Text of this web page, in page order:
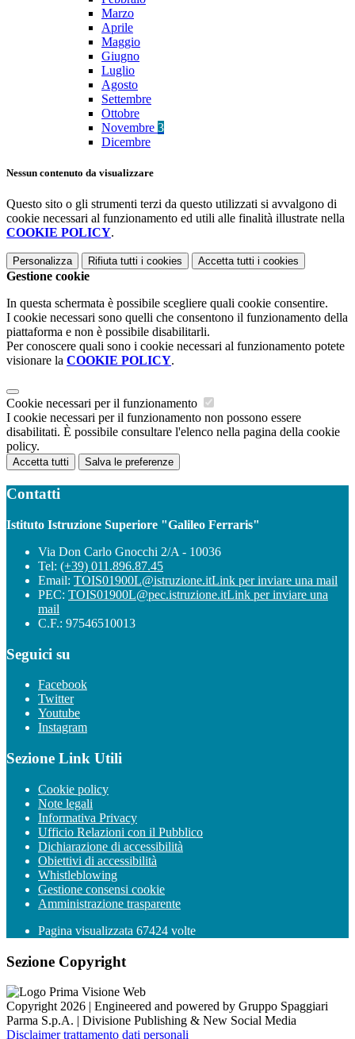
Marzo
Aprile
Maggio
Giugno
Luglio
Agosto
Settembre
Ottobre
Novembre 3
Dicembre
Nessun contenuto da visualizzare
Questo sito o gli strumenti terzi da questo utilizzati si avvalgono di
cookie necessari al funzionamento ed utili alle finalità illustrate nella
COOKIE POLICY.
Personalizza Rifiuta tutti i cookies Accetta tutti i cookies
Gestione cookie
In questa schermata è possibile scegliere quali cookie consentire.
I cookie necessari sono quelli che consentono il funzionamento della
piattaforma e non è possibile disabilitarli.
Per conoscere quali sono i cookie necessari al funzionamento potete
visionare la COOKIE POLICY.
Cookie necessari per il funzionamento
I cookie necessari per il funzionamento non possono essere
disabilitati. È possibile consultare l'elenco nella pagina della cookie
policy.
Accetta tutti Salva le preferenze
Contatti
Istituto Istruzione Superiore "Galileo Ferraris"
Via Don Carlo Gnocchi 2/A - 10036
Tel: (+39) 011.896.87.45
Email: TOIS01900L@istruzione.itLink per inviare una mail
PEC: TOIS01900L@pec.istruzione.itLink per inviare una
mail
C.F.: 97546510013
Seguici su
Facebook
Twitter
Youtube
Instagram
Sezione Link Utili
Cookie policy
Note legali
Informativa Privacy
Ufficio Relazioni con il Pubblico
Dichiarazione di accessibilità
Obiettivi di accessibilità
Whistleblowing
Gestione consensi cookie
Amministrazione trasparente
Pagina visualizzata 67424 volte
Sezione Copyright
Copyright 2026 | Engineered and powered by Gruppo Spaggiari
Parma S.p.A. | Divisione Publishing & New Social Media
Disclaimer trattamento dati personali